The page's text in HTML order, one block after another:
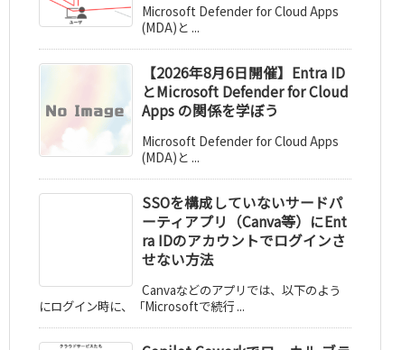
Microsoft Defender for Cloud Apps
(MDA)と ...
【2026年8月6日開催】Entra ID
とMicrosoft Defender for Cloud
Apps の関係を学ぼう
Microsoft Defender for Cloud Apps
(MDA)と ...
SSOを構成していないサードパ
ーティアプリ（Canva等）にEnt
ra IDのアカウントでログインさ
せない方法
Canvaなどのアプリでは、以下のよう
にログイン時に、「Microsoftで続行 ...